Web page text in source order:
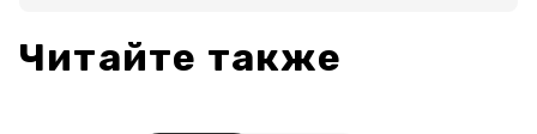
Читайте также